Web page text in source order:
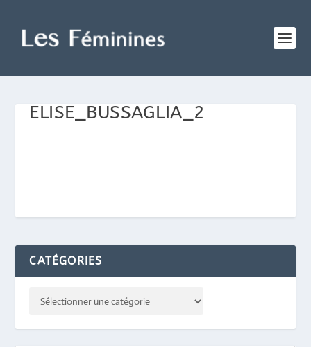
ELISE_BUSSAGLIA_2
CATÉGORIES